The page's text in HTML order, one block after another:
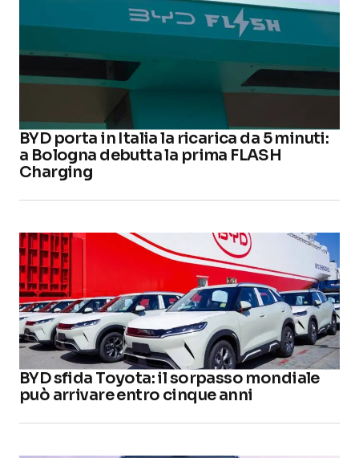
BYD porta in Italia la ricarica da 5 minuti:
a Bologna debutta la prima FLASH
Charging
BYD sfida Toyota: il sorpasso mondiale
può arrivare entro cinque anni